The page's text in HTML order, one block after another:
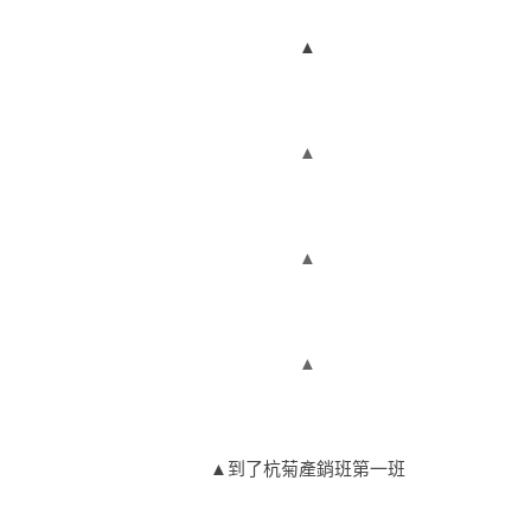
▲
▲
▲
▲
▲到了杭菊產銷班第一班